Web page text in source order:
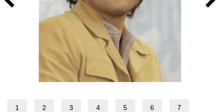
1 2 3 4 5 6 7